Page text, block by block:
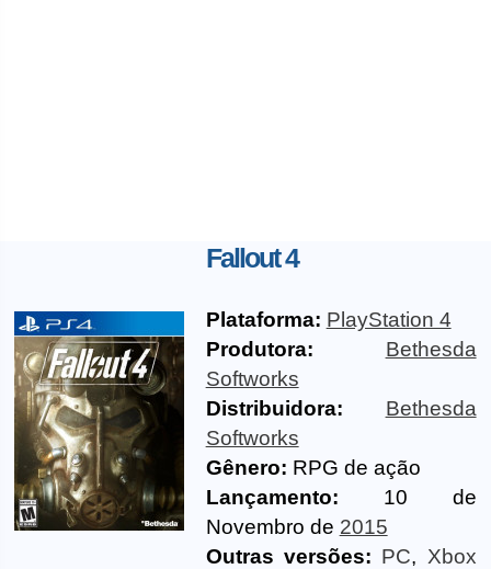
Fallout 4
Plataforma: PlayStation 4
Produtora:
Bethesda
Softworks
Distribuidora:
Bethesda
Softworks
Gênero: RPG de ação
Lançamento: 10 de
Novembro de 2015
Outras versões: PC, Xbox